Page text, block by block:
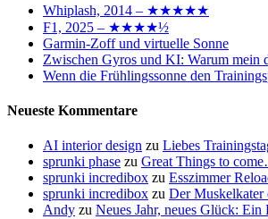
Whiplash, 2014 – ★★★★★
F1, 2025 – ★★★★½
Garmin-Zoff und virtuelle Sonne
Zwischen Gyros und KI: Warum mein
Wenn die Frühlingssonne den
Neueste Kommentare
AI interior design zu Liebes
sprunki phase zu Great Things to
sprunki incredibox zu Esszimmer
sprunki incredibox zu Der Muskelkater
Andy zu Neues Jahr, neues Glück: